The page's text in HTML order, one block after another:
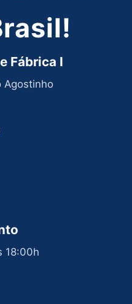
Fábrica I
Agostinho
18:00h